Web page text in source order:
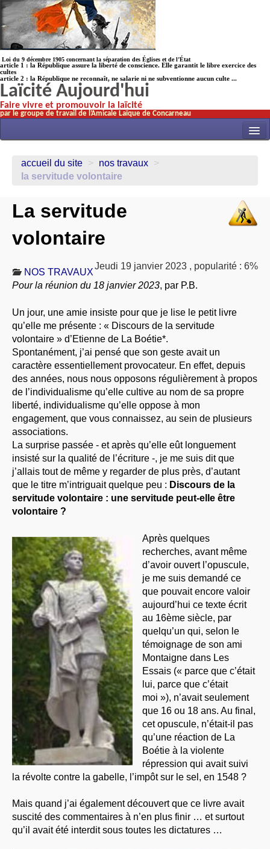
Loi du 9 décembre 1905 concernant la séparation des Églises et de l’État
article 1 : la République assure la liberté de conscience. Elle garantit le libre exercice des
cultes
article 2 : la République ne reconnaît, ne salarie ni ne subventionne aucun culte ...
Laïcité Aujourd'hui
Faire vivre et promouvoir la laïcité
par le groupe de travail de l’Amicale Laïque de Concarneau
ACTUALITÉS
ÉCOLES
HISTOIRE(s)
À PROPOS
* [ connexion Adhérents ].
accueil du site > nos travaux >
la servitude volontaire
La servitude
volontaire
Jeudi 19 janvier 2023 , popularité : 6%
NOS TRAVAUX
Pour la réunion du 18 janvier 2023, par P.B.
Un jour, une amie insiste pour que je lise le petit livre
qu’elle me présente : « Discours de la servitude
volontaire » d’Etienne de La Boétie*.
Spontanément, j’ai pensé que son geste avait un
caractère essentiellement provocateur. En effet, depuis
des années, nous nous opposons régulièrement à propos
de l’individualisme qu’elle cultive au nom de sa propre
liberté, individualisme qu’elle oppose à mon
engagement, que vous connaissez, au sein de plusieurs
associations.
La surprise passée - et après qu’elle eût longuement
insisté sur la qualité de l’écriture -, je me suis dit que
j’allais tout de même y regarder de plus près, d’autant
que le titre m’intriguait quelque peu : Discours de la
servitude volontaire : une servitude peut-elle être
volontaire ?
Après quelques
recherches, avant même
d’avoir ouvert l’opuscule,
je me suis demandé ce
que pouvait encore valoir
aujourd’hui ce texte écrit
au 16ème siècle, par
quelqu’un qui, selon le
témoignage de son ami
Montaigne dans Les
Essais (« parce que c’était
lui, parce que c’était
moi »), n’avait seulement
que 16 ou 18 ans. Au final,
cet opuscule, n’était-il pas
qu’une réaction de La
Boétie à la violente
répression qui avait suivi
la révolte contre la gabelle, l’impôt sur le sel, en 1548 ?
Mais quand j’ai également découvert que ce livre avait
suscité des commentaires à n’en plus finir … et surtout
qu’il avait été interdit sous toutes les dictatures …